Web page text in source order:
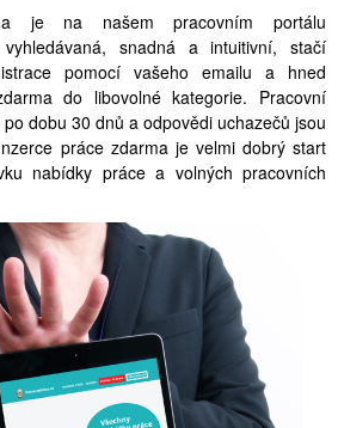
je na našem pracovním portálu
vyhledávaná, snadná a intuitivní, stačí
pomocí vašeho emailu a hned
do libovolné kategorie. Pracovní
dobu 30 dnů a odpovědi uchazečů jsou
práce zdarma je velmi dobrý start
nabídky práce a volných pracovních